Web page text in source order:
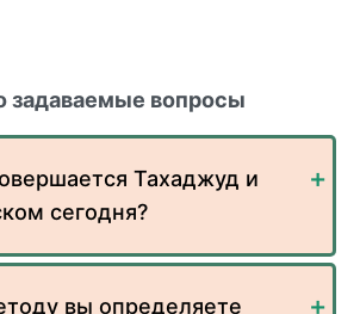
задаваемые вопросы
Тахаджуд и
сегодня?
вы определяете